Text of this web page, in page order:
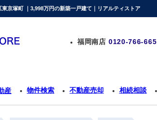
塚町 ｜3,998万円の新築一戸建て｜リアルティストア
福岡南店 0120-766-665
産 物件検索 不動産売却 相続相談